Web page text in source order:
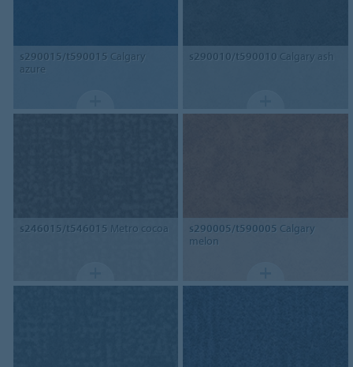
s290015/t590015 Calgary
azure
s290010/t590010 Calgary ash
s246015/t546015 Metro cocoa s290005/t590005 Calgary
melon